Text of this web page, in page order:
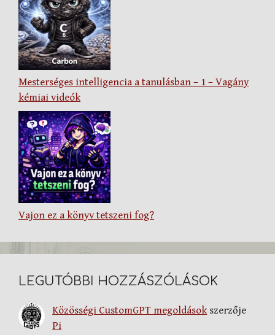
Mesterséges intelligencia a tanulásban – 1 – Vagány
kémiai videók
Vajon ez a könyv tetszeni fog?
LEGUTÓBBI HOZZÁSZÓLÁSOK
Közösségi CustomGPT megoldásokszerzője
Pi